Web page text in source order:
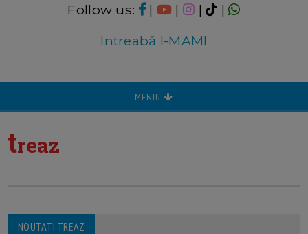
Follow us: | | |
|
Intreabă I-MAMI
MENIU
treaz
NOUTATI TREAZ